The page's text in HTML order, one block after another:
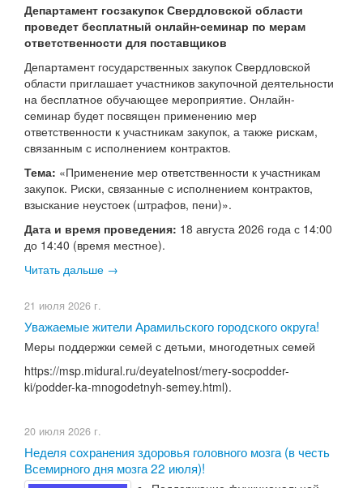
Департамент госзакупок Свердловской области
проведет бесплатный онлайн-семинар по мерам
ответственности для поставщиков
Департамент государственных закупок Свердловской
области приглашает участников закупочной деятельности
на бесплатное обучающее мероприятие. Онлайн-
семинар будет посвящен применению мер
ответственности к участникам закупок, а также рискам,
связанным с исполнением контрактов.
Тема: «Применение мер ответственности к участникам
закупок. Риски, связанные с исполнением контрактов,
взыскание неустоек (штрафов, пени)».
Дата и время проведения: 18 августа 2026 года с 14:00
до 14:40 (время местное).
Читать дальше →
21 июля 2026 г.
Уважаемые жители Арамильского городского округа!
Меры поддержки семей с детьми, многодетных семей
https://msp.midural.ru/deyatelnost/mery-socpodder-
ki/podder-ka-mnogodetnyh-semey.html).
20 июля 2026 г.
Неделя сохранения здоровья головного мозга (в честь
Всемирного дня мозга 22 июля)!